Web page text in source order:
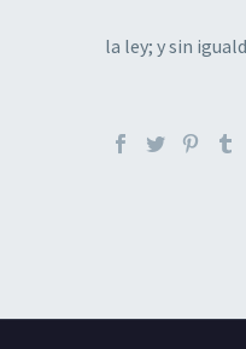
la ley; y sin